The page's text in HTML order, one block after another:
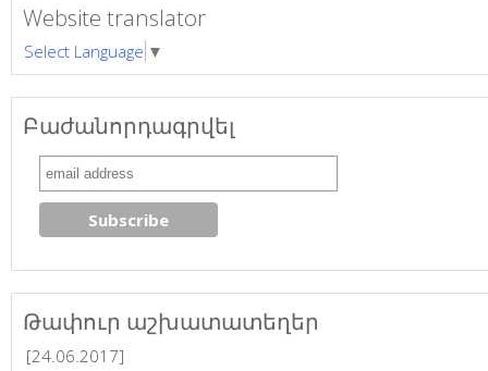
Website translator
Select Language ▼
Բաժանորդագրվել
Թափուր աշխատատեղեր
[24.06.2017]